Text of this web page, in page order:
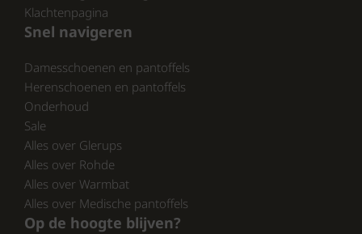
dames slippers bruin slangenprint
de perfecte combinatie van stijl, comfort en
2026.
Bekijk onze volledige collectie van Remonte
op:
https://www.schoenhuisbrink.nl/merk/remonte/
en
https://www.pantoffelspecialist.nl/merken/remonte/
En ontdek wat wij nog meer te bieden
hebben.
Klachtenpagina
Snel navigeren
Damesschoenen en pantoffels
Herenschoenen en pantoffels
Onderhoud
Sale
Alles over Glerups
Alles over Rohde
Alles over Warmbat
Alles over Medische pantoffels
Op de hoogte blijven?